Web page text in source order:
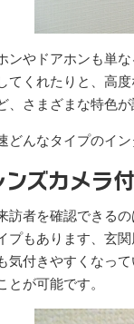
ンやドアホンも単
てくれたりと、高
、さまざまな特色
どんなタイプのイ
ンズカメラ
訪者を確認できる
プもあります、玄
気付きやすくなっ
とが可能です。